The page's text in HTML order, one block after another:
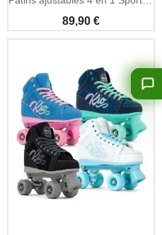
89,90 €